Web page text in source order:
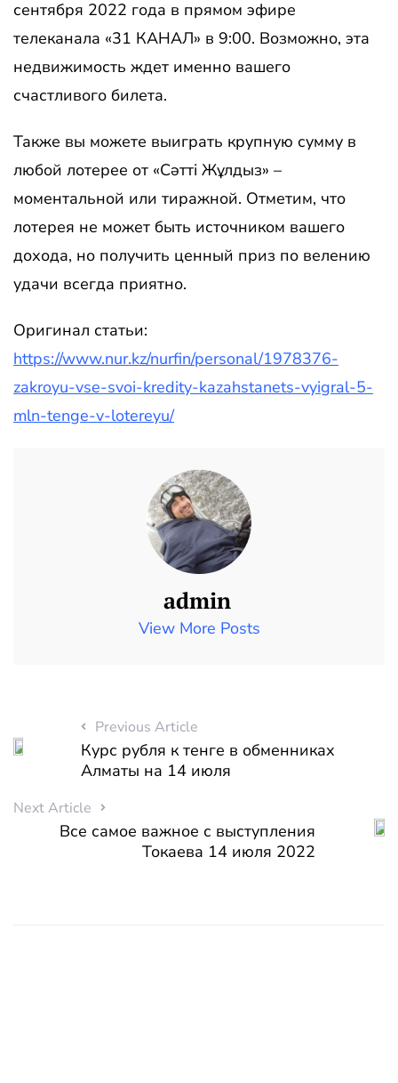
сентября 2022 года в прямом эфире
телеканала «31 КАНАЛ» в 9:00. Возможно, эта
недвижимость ждет именно вашего
счастливого билета.
Также вы можете выиграть крупную сумму в
любой лотерее от «Сәтті Жұлдыз» –
моментальной или тиражной. Отметим, что
лотерея не может быть источником вашего
дохода, но получить ценный приз по велению
удачи всегда приятно.
Оригинал статьи:
https://www.nur.kz/nurfin/personal/1978376-
zakroyu-vse-svoi-kredity-kazahstanets-vyigral-5-
mln-tenge-v-lotereyu/
admin
View More Posts
Previous Article
Курс рубля к тенге в обменниках
Алматы на 14 июля
Next Article
Все самое важное с выступления
Токаева 14 июля 2022